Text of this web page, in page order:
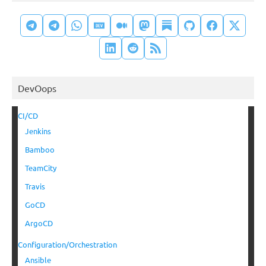
DevOops
CI/CD
Jenkins
Bamboo
TeamCity
Travis
GoCD
ArgoCD
Configuration/Orchestration
Ansible